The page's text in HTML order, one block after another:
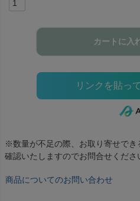
カートに入
※数量が不足の際、お取り寄せでき
確認いたしますのでお問合せくださ
商品についてのお問い合わせ